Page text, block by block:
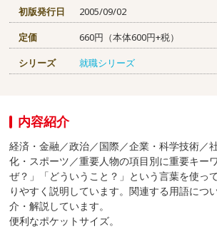
初版発行日
2005/09/02
定価
660円（本体600円+税）
シリーズ
就職シリーズ
内容紹介
経済・金融／政治／国際／企業・科学技術／
化・スポーツ／重要人物の項目別に重要キー
ぜ？」「どういうこと？」という言葉を使っ
りやすく説明しています。関連する用語につ
介・解説しています。
便利なポケットサイズ。